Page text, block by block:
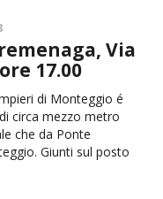
Via
17.00
di Monteggio é
circa mezzo metro
che da Ponte
Giunti sul posto